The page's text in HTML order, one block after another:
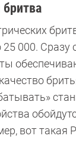
25 000.
вот такая